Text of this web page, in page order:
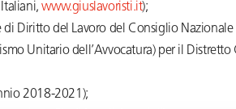
Italiani,www.giuslavoristi.it);
Diritto del Lavoro del Consiglio
Unitario dell’Avvocatura) per il
2018-2021);